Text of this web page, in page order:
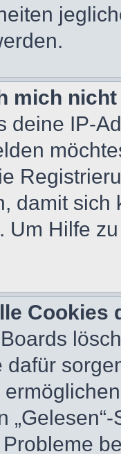
mich
deine IP-
damit
Um Hilfe
dafür